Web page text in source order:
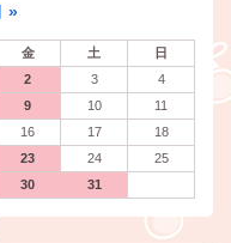
»
金 土
日
2 3
4
9 10
11
16 17
18
23 24
25
30 31